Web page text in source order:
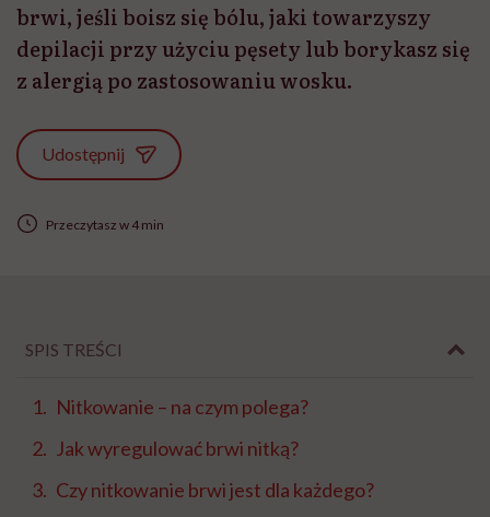
brwi, jeśli boisz się bólu, jaki towarzyszy
depilacji przy użyciu pęsety lub borykasz się
z alergią po zastosowaniu wosku.
Udostępnij
Przeczytasz w 4 min
SPIS TREŚCI
Nitkowanie – na czym polega?
Jak wyregulować brwi nitką?
Czy nitkowanie brwi jest dla każdego?